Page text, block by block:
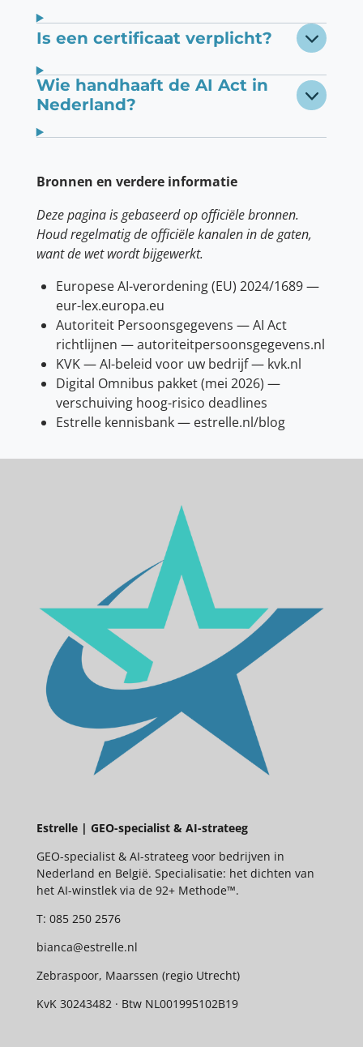
Is een certificaat verplicht?
Wie handhaaft de AI Act in
Nederland?
Bronnen en verdere informatie
Deze pagina is gebaseerd op officiële bronnen.
Houd regelmatig de officiële kanalen in de gaten,
want de wet wordt bijgewerkt.
Europese AI-verordening (EU) 2024/1689 —
eur-lex.europa.eu
Autoriteit Persoonsgegevens — AI Act
richtlijnen — autoriteitpersoonsgegevens.nl
KVK — AI-beleid voor uw bedrijf — kvk.nl
Digital Omnibus pakket (mei 2026) —
verschuiving hoog-risico deadlines
Estrelle kennisbank — estrelle.nl/blog
Estrelle | GEO-specialist & AI-strateeg
GEO-specialist & AI-strateeg voor bedrijven in
Nederland en België. Specialisatie: het dichten van
het AI-winstlek via de 92+ Methode™.
T: 085 250 2576
bianca@estrelle.nl
Zebraspoor, Maarssen (regio Utrecht)
KvK 30243482 · Btw NL001995102B19